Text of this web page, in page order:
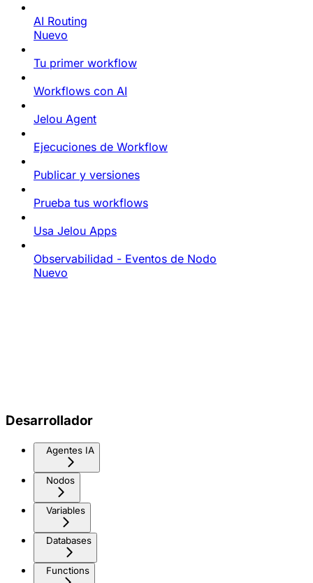
AI Routing
Nuevo
Tu primer workflow
Workflows con AI
Jelou Agent
Ejecuciones de Workflow
Publicar y versiones
Prueba tus workflows
Usa Jelou Apps
Observabilidad - Eventos de Nodo
Nuevo
Desarrollador
Agentes IA
Nodos
Variables
Databases
Functions